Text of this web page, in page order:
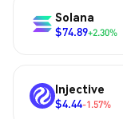
Solana
$74.89+2.30%
Injective
$4.44-1.57%